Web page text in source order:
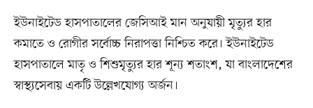
ইউনাইটেড হাসপাতালের জেসিআই মান অনুযায়ী মৃত্যুর হার
কমাতে ও রোগীর সর্বোচ্চ নিরাপত্তা নিশ্চিত করে। ইউনাইটেড
হাসপাতালে মাতৃ ও শিশুমৃত্যুর হার শূন্য শতাংশ, যা বাংলাদেশের
স্বাস্থ্যসেবায় একটি উল্লেখযোগ্য অর্জন।